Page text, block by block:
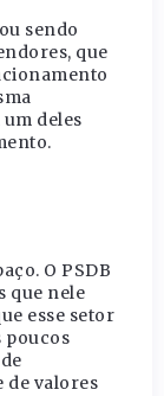
sendo
que
deles
O PSDB
que nele
esse setor
poucos
de valores